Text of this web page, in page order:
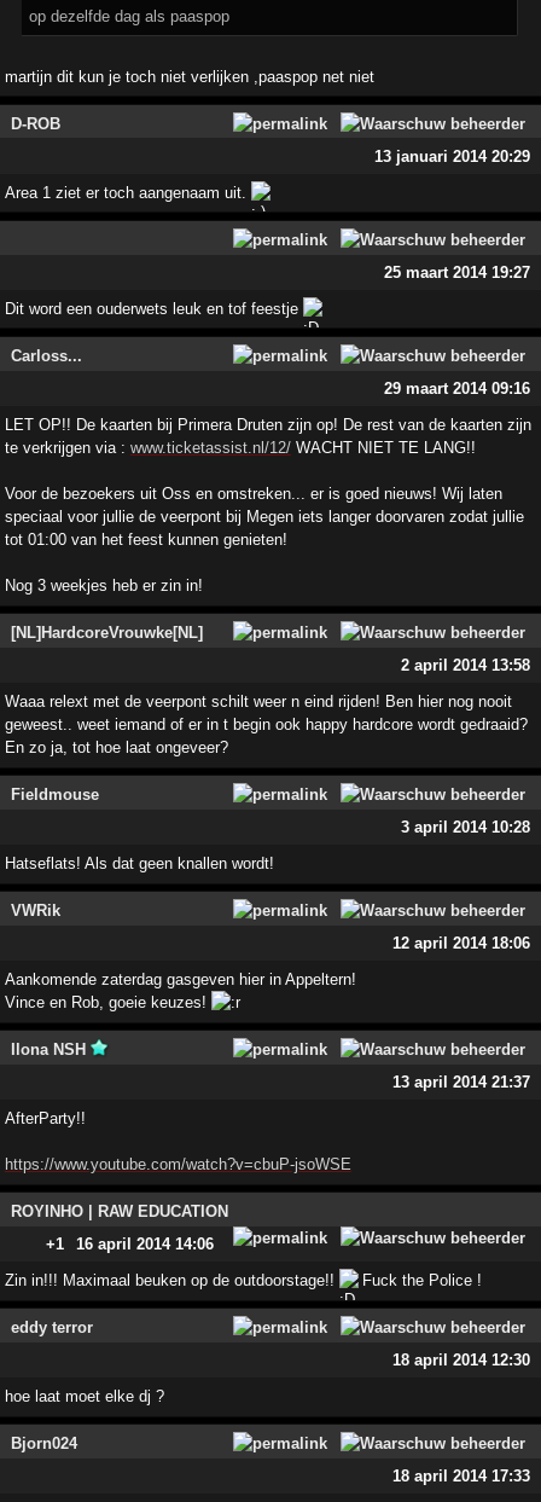
op dezelfde dag als paaspop
martijn dit kun je toch niet verlijken ,paaspop net niet
D-ROB
13 januari 2014 20:29
Area 1 ziet er toch aangenaam uit.
25 maart 2014 19:27
Dit word een ouderwets leuk en tof feestje
Carloss...
29 maart 2014 09:16
LET OP!! De kaarten bij Primera Druten zijn op! De rest van de kaarten zijn
te verkrijgen via : www.ticketassist.nl/12/WACHT NIET TE LANG!!
Voor de bezoekers uit Oss en omstreken... er is goed nieuws! Wij laten
speciaal voor jullie de veerpont bij Megen iets langer doorvaren zodat jullie
tot 01:00 van het feest kunnen genieten!
Nog 3 weekjes heb er zin in!
[NL]HardcoreVrouwke[NL]
2 april 2014 13:58
Waaa relext met de veerpont schilt weer n eind rijden! Ben hier nog nooit
geweest.. weet iemand of er in t begin ook happy hardcore wordt gedraaid?
En zo ja, tot hoe laat ongeveer?
Fieldmouse
3 april 2014 10:28
Hatseflats! Als dat geen knallen wordt!
VWRik
12 april 2014 18:06
Aankomende zaterdag gasgeven hier in Appeltern!
Vince en Rob, goeie keuzes!
Ilona NSH
13 april 2014 21:37
AfterParty!!
https://www.youtube.com/watch?v=cbuP-jsoWSE
ROYINHO | RAW EDUCATION
+1
16 april 2014 14:06
Zin in!!! Maximaal beuken op de outdoorstage!! Fuck the Police !
eddy terror
18 april 2014 12:30
hoe laat moet elke dj ?
Bjorn024
18 april 2014 17:33